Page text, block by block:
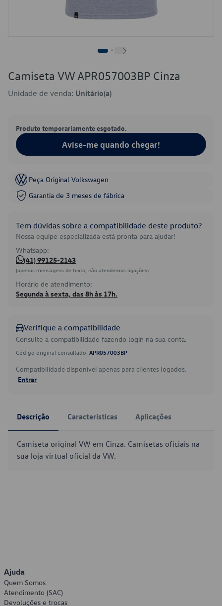
Camiseta VW APR057003BP Cinza
Unidade de venda: Unitário(a)
Produto temporariamente esgotado.
Avise-me quando chegar!
Peça Original Volkswagen
Garantia de 3 meses de fábrica
Tem dúvidas sobre a compatibilidade deste produto?
Nossa equipe especializada está pronta para ajudar!
Whatsapp:
(41) 99125-2143
(apenas mensagens de texto, não atendemos ligações)
Horário de atendimento:
Segunda à sexta, das 8h às 17h.
Verifique a compatibilidade
Consulte a compatibilidade fazendo login na sua conta.
Código original consultado: APR057003BP
Compatibilidade disponível apenas para clientes logados.
Entrar
Descrição Características Aplicações
Camiseta original VW em Cinza. Camisetas oficiais na
sua loja virtual oficial da VW.
Ajuda
Quem Somos
Atendimento (SAC)
Devoluções e trocas